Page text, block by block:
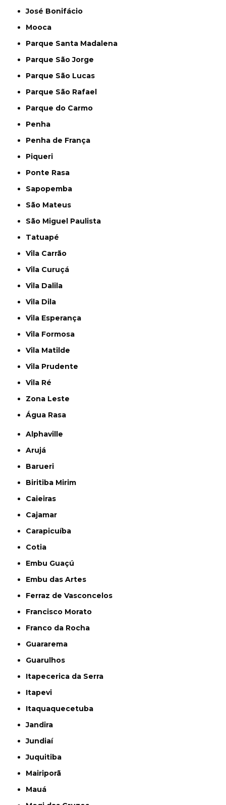
José Bonifácio
Mooca
Parque Santa Madalena
Parque São Jorge
Parque São Lucas
Parque São Rafael
Parque do Carmo
Penha
Penha de França
Piqueri
Ponte Rasa
Sapopemba
São Mateus
São Miguel Paulista
Tatuapé
Vila Carrão
Vila Curuçá
Vila Dalila
Vila Dila
Vila Esperança
Vila Formosa
Vila Matilde
Vila Prudente
Vila Ré
Zona Leste
Água Rasa
Alphaville
Arujá
Barueri
Biritiba Mirim
Caieiras
Cajamar
Carapicuíba
Cotia
Embu Guaçú
Embu das Artes
Ferraz de Vasconcelos
Francisco Morato
Franco da Rocha
Guararema
Guarulhos
Itapecerica da Serra
Itapevi
Itaquaquecetuba
Jandira
Jundiaí
Juquitiba
Mairiporã
Mauá